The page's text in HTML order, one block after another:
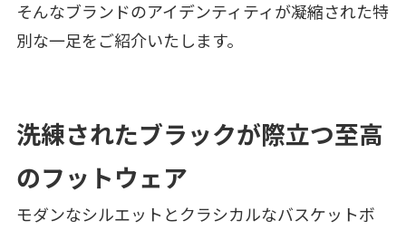
そんなブランドのアイデンティティが凝縮された特
別な一足をご紹介いたします。
洗練されたブラックが際立つ至高
のフットウェア
モダンなシルエットとクラシカルなバスケットボ